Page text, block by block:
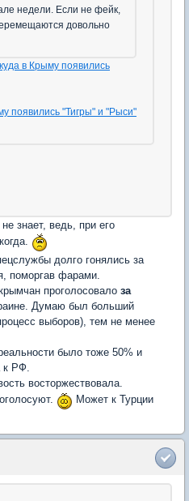
недели. Если не фейк,
довольно
в Крыму появились
появились "Тигры" и "Рыси"
знает, ведь, при его
долго гонялись за
поморгав фарами.
проголосовало за
Думаю был больший
выборов), тем не менее
было тоже 50% и
к РФ.
восторжествовала.
Может к Турции